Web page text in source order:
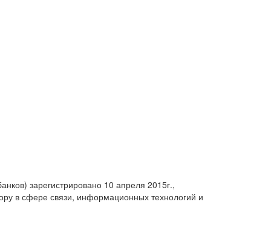
зарегистрировано 10 апреля 2015г.,
в сфере связи, информационных технологий и